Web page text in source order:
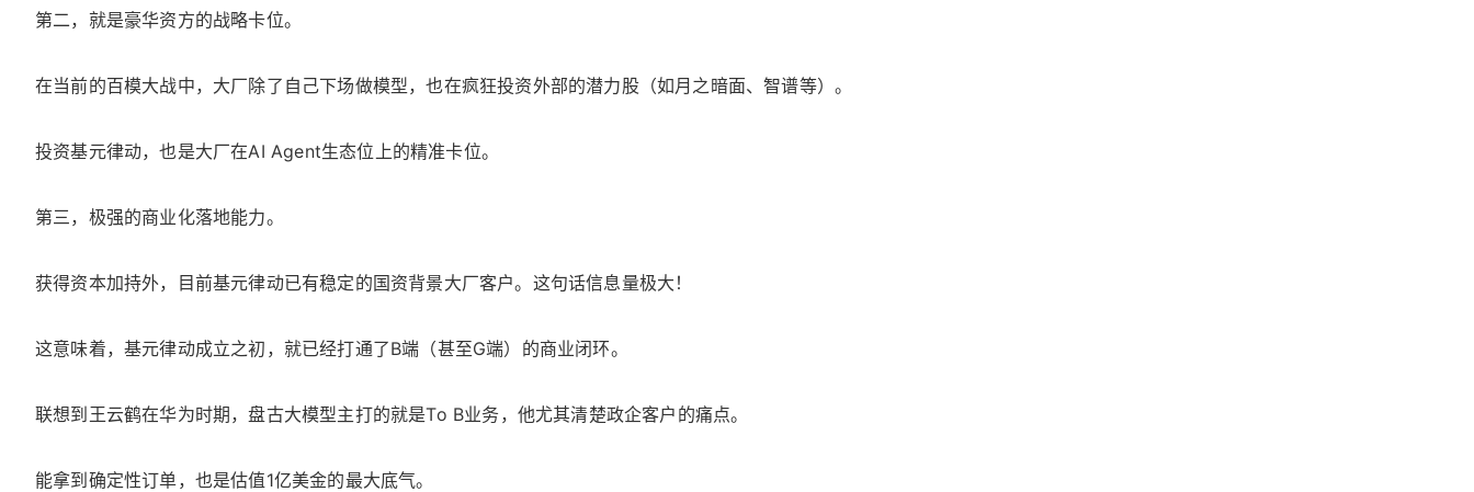
第二，就是豪华资方的战略卡位。
在当前的百模大战中，大厂除了自己下场做模型，也在疯狂投资外部的潜力股（如月之暗面、智谱等）。
投资基元律动，也是大厂在AI Agent生态位上的精准卡位。
第三，极强的商业化落地能力。
获得资本加持外，目前基元律动已有稳定的国资背景大厂客户。这句话信息量极大！
这意味着，基元律动成立之初，就已经打通了B端（甚至G端）的商业闭环。
联想到王云鹤在华为时期，盘古大模型主打的就是To B业务，他尤其清楚政企客户的痛点。
能拿到确定性订单，也是估值1亿美金的最大底气。